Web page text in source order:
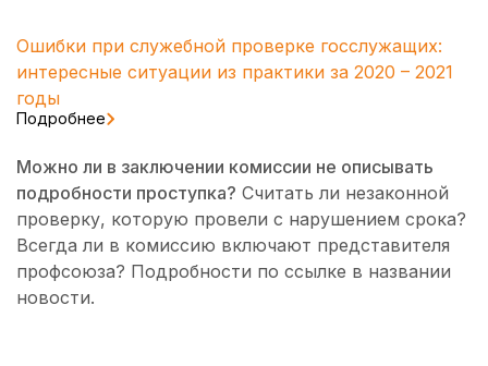
Ошибки при служебной проверке госслужащих:
интересные ситуации из практики за 2020 – 2021
годы
Подробнее
Можно ли в заключении комиссии не описывать
подробности проступка? Считать ли незаконной
проверку, которую провели с нарушением срока?
Всегда ли в комиссию включают представителя
профсоюза? Подробности по ссылке в названии
новости.